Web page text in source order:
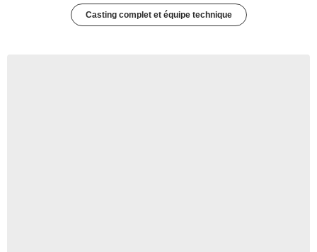
Casting complet et équipe technique